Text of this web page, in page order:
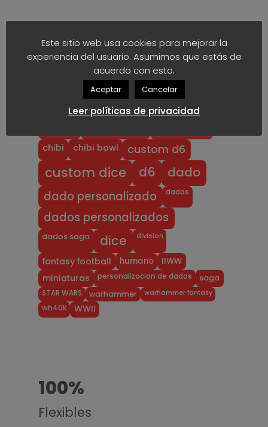
Etiquetas
akaro dice anime block
chibi chibi bowl custom d6
custom dice d6 dado
dado personalizado dados
dados personalizados
dados saga dice division
fantasy football humano IIWW
miniaturas personalizacion de dados saga
STAR WARS warhammer warhammer fantasy
wh40k WWII
100%
Flexibles
Este sitio web usa cookies para mejorar la
experiencia del usuario. Asumimos que estás de
acuerdo con esto.
Aceptar Cancelar
Leer políticas de privacidad